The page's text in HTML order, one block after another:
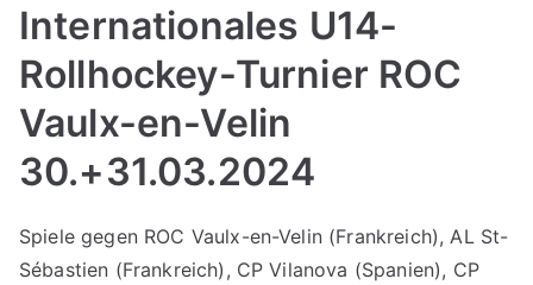
Internationales U14-
Rollhockey-Turnier ROC
Vaulx-en-Velin
30.+31.03.2024
Spiele gegen ROC Vaulx-en-Velin (Frankreich), AL St-
Sébastien (Frankreich), CP Vilanova (Spanien), CP